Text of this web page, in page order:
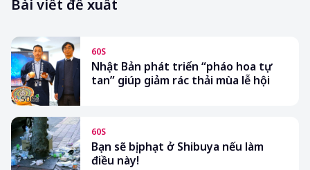
Bài viết đề xuất
60S
Nhật Bản phát triển “pháo hoa tự
tan” giúp giảm rác thải mùa lễ hội
60S
Bạn sẽ bị phạt ở Shibuya nếu làm
điều này!